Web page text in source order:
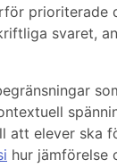
prioriterade
svaret,
att elever
hur jämförelse